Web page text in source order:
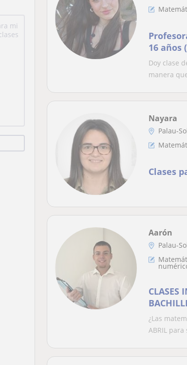
16 años
Doy clase
manera
Nayara
Palau-
Clases
Aarón
Palau-
CLASES
¿Las
ABRIL